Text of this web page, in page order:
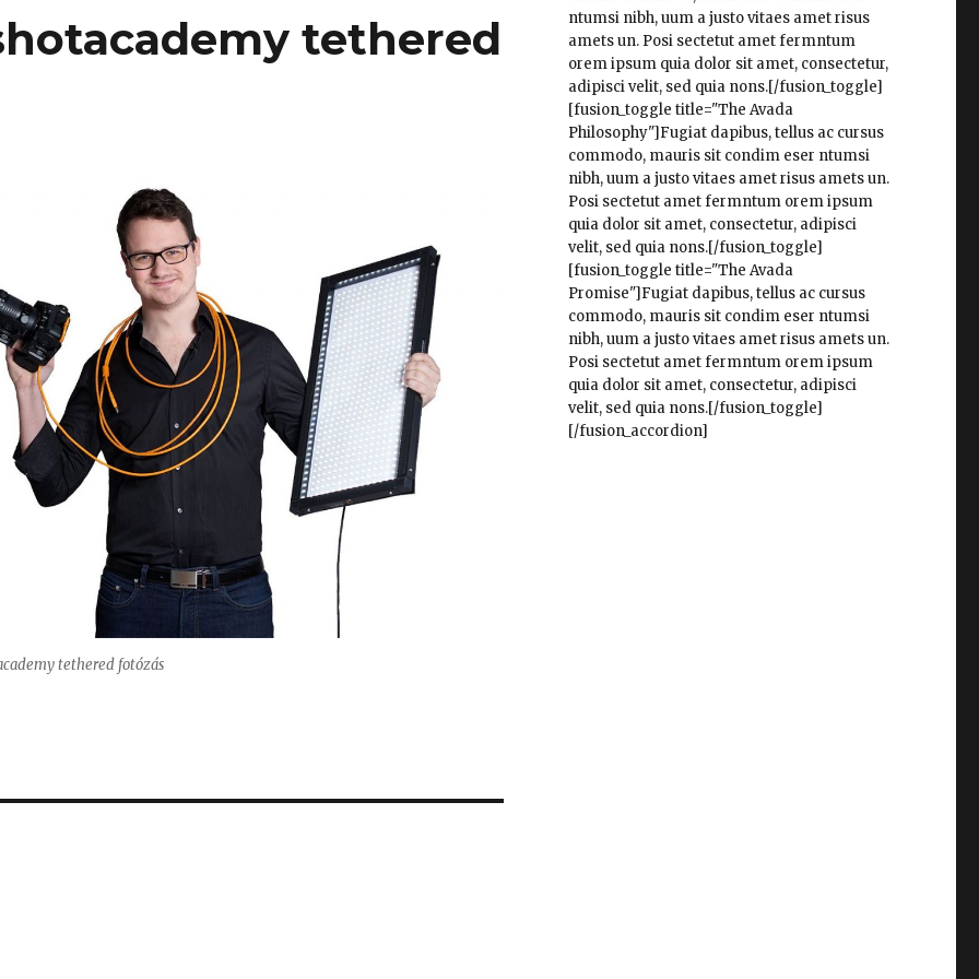
tethered
tethered fotózás
ntumsi nibh, uum a justo vitaes amet risus
amets un. Posi sectetut amet fermntum
orem ipsum quia dolor sit amet, consectetur,
adipisci velit, sed quia nons.[/fusion_toggle]
[fusion_toggle title="The Avada
Philosophy"]Fugiat dapibus, tellus ac cursus
commodo, mauris sit condim eser ntumsi
nibh, uum a justo vitaes amet risus amets un.
Posi sectetut amet fermntum orem ipsum
quia dolor sit amet, consectetur, adipisci
velit, sed quia nons.[/fusion_toggle]
[fusion_toggle title="The Avada
Promise"]Fugiat dapibus, tellus ac cursus
commodo, mauris sit condim eser ntumsi
nibh, uum a justo vitaes amet risus amets un.
Posi sectetut amet fermntum orem ipsum
quia dolor sit amet, consectetur, adipisci
velit, sed quia nons.[/fusion_toggle]
[/fusion_accordion]